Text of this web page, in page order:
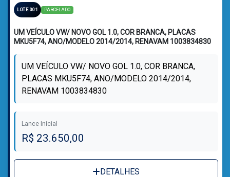
LOTE 001 PARCELADO
UM VEÍCULO VW/ NOVO GOL 1.0, COR BRANCA, PLACAS
MKU5F74, ANO/MODELO 2014/2014, RENAVAM 1003834830
UM VEÍCULO VW/ NOVO GOL 1.0, COR BRANCA,
PLACAS MKU5F74, ANO/MODELO 2014/2014,
RENAVAM 1003834830
Lance Inicial
R$ 23.650,00
DETALHES